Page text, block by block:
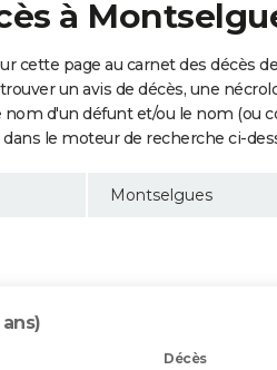
à
cette page au carnet des décès
un avis de décès, une
d'un défunt et/ou le nom (ou
le moteur de recherche ci-
Décès